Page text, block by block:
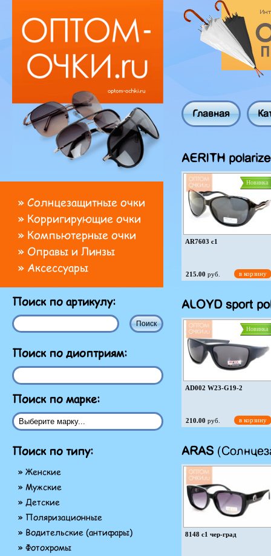
» Солнцезащитные очки
» Корригирующие очки
» Компьютерные очки
» Оправы и Линзы
» Аксессуары
Поиск по артикулу:
Поиск по диоптриям:
Поиск по марке:
Поиск по типу:
» Женские
» Мужские
» Детские
» Поляризационные
» Водительские (антифары)
» Фотохромы
AERITH
AR7603 c1
Новинка
215.00 руб. в корзину
AR7607 c5
215.00 руб. в корзину
ALOYD sport
AD002 W23-G19-2
Новинка
210.00 руб. в корзину
AD016 W23-G19-1
210.00руб.
ARAS
8148 c1 чер-град
Главная